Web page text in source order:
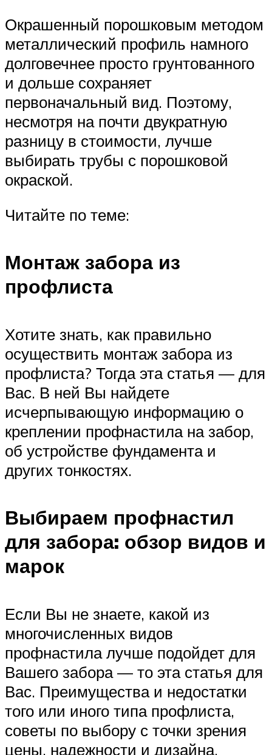
Окрашенный порошковым методом
металлический профиль намного
долговечнее просто грунтованного
и дольше сохраняет
первоначальный вид. Поэтому,
несмотря на почти двукратную
разницу в стоимости, лучше
выбирать трубы с порошковой
окраской.
Читайте по теме:
Монтаж забора из
профлиста
Хотите знать, как правильно
осуществить монтаж забора из
профлиста? Тогда эта статья — для
Вас. В ней Вы найдете
исчерпывающую информацию о
креплении профнастила на забор,
об устройстве фундамента и
других тонкостях.
Выбираем профнастил
для забора: обзор видов и
марок
Если Вы не знаете, какой из
многочисленных видов
профнастила лучше подойдет для
Вашего забора — то эта статья для
Вас. Преимущества и недостатки
того или иного типа профлиста,
советы по выбору с точки зрения
цены, надежности и дизайна.